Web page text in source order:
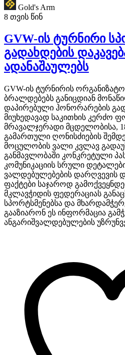
Gold's Arm
8 თვის წინ
GVW-ის ტურნირი
გადახდების
ადანაშაულებს
GVW-ის ტურნირის
ბრალდებებს განიცდიან
დაპირებული ჰონორარების
მიუხედავად საკითხის კერძო
მრავალჯერადი მცდელობისა,
გამართული ღონისძიების
მოცულობის ვალი კვლავ
განმავლობაში კონკრეტული
კომუნიკაციის სრული
ვალდებულებების დარღვევის
ფაქტები საჯაროდ
მკლავჭიდის ფედერაციას
სპორტსმენებსა და
გააზიარონ ეს ინფორმაცია
ანგარიშვალდებულების